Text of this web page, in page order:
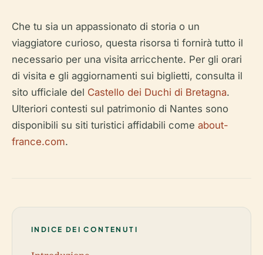
Che tu sia un appassionato di storia o un
viaggiatore curioso, questa risorsa ti fornirà tutto il
necessario per una visita arricchente. Per gli orari
di visita e gli aggiornamenti sui biglietti, consulta il
sito ufficiale del Castello dei Duchi di Bretagna.
Ulteriori contesti sul patrimonio di Nantes sono
disponibili su siti turistici affidabili come about-
france.com.
INDICE DEI CONTENUTI